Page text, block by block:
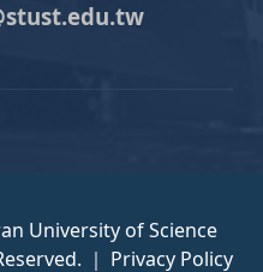
University of Science
｜ Privacy Policy